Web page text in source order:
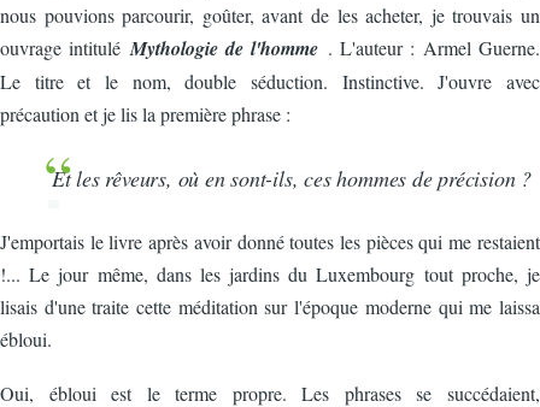
nous pouvions parcourir, goûter, avant de les acheter, je trouvais un
ouvrage intitulé Mythologie de l'homme . L'auteur : Armel Guerne.
Le titre et le nom, double séduction. Instinctive. J'ouvre avec
précaution et je lis la première phrase :
Et les rêveurs, où en sont-ils, ces hommes de précision ?
J'emportais le livre après avoir donné toutes les pièces qui me restaient
!... Le jour même, dans les jardins du Luxembourg tout proche, je
lisais d'une traite cette méditation sur l'époque moderne qui me laissa
ébloui.
Oui, ébloui est le terme propre. Les phrases se succédaient,